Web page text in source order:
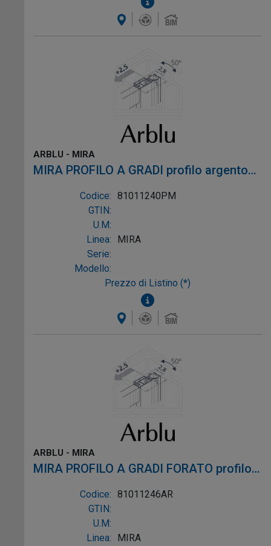
ARBLU - MIRA
MIRA PROFILO A GRADI profilo argento
semilucido alluminio argento semilucido
Codice: 81011240PM
GTIN:
U.M:
Linea:
MIRA
Serie:
Modello:
Prezzo di Listino (*)
ARBLU - MIRA
MIRA PROFILO A GRADI FORATO profilo
laccato opaco alluminio laccato opaco
Codice: 81011246AR
GTIN:
U.M:
Linea:
MIRA